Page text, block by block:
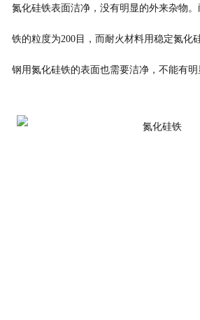
氮化硅铁表面洁净，没有明显的外来杂物
铁的粒度为200目，而耐火材料用稳定氮化
钢用氮化硅铁的表面也需要洁净，不能有明